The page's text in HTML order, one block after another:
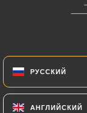
РУССКИЙ
АНГЛИЙСКИЙ
РУССКИЙ
АНГЛИЙСКИЙ